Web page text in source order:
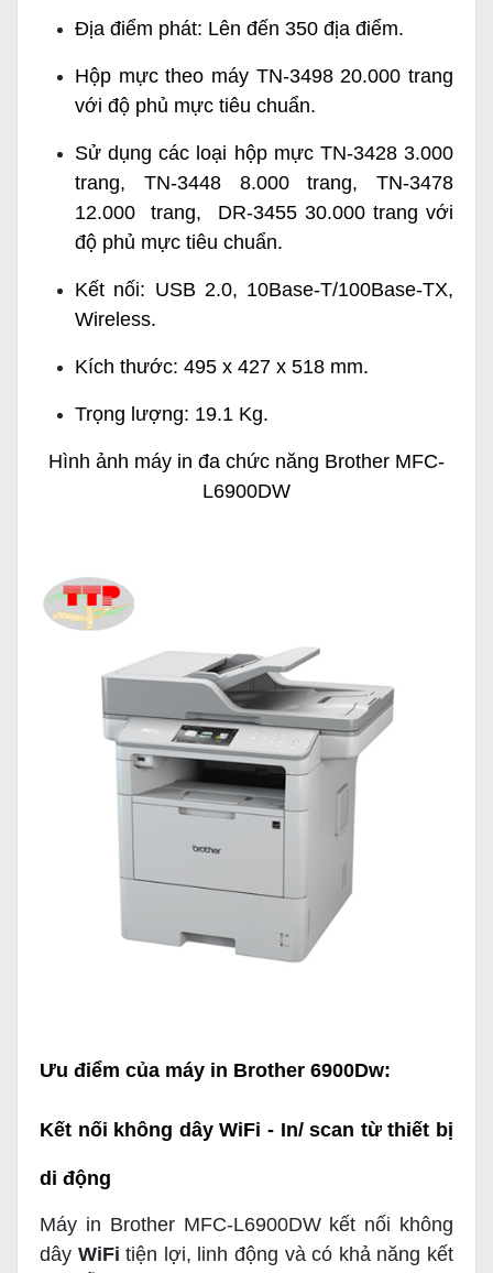
Địa điểm phát: Lên đến 350 địa điểm.
Hộp mực theo máy TN-3498 20.000 trang
với độ phủ mực tiêu chuẩn.
Sử dụng các loại hộp mực TN-3428 3.000
trang, TN-3448 8.000 trang, TN-3478
12.000 trang, DR-3455 30.000 trang với
độ phủ mực tiêu chuẩn.
Kết nối: USB 2.0, 10Base-T/100Base-TX,
Wireless.
Kích thước: 495 x 427 x 518 mm.
Trọng lượng: 19.1 Kg.
Hình ảnh máy in đa chức năng Brother MFC-
L6900DW
Ưu điểm của máy in Brother 6900Dw:
Kết nối không dây WiFi - In/ scan từ thiết bị
di động
Máy in Brother MFC-L6900DW kết nối không
dây WiFi tiện lợi, linh động và có khả năng kết